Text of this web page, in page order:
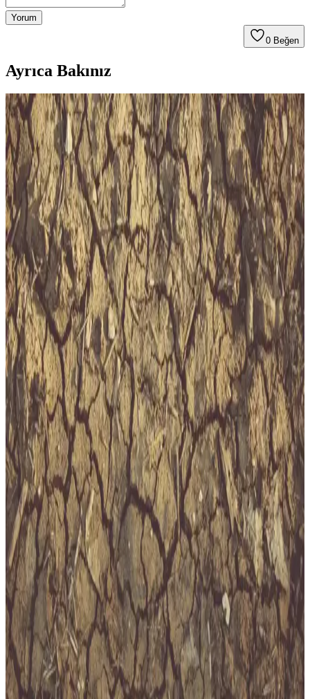
Yorum
0 Beğen
Ayrıca Bakınız
İzmir’de Güncel Pratik ve Ekonomik Alışveriş
Yöntemleri ve Şehir Yaşamı Analizi
İzmir’de gıda fiyatları, ulaşım ve iklim özellikleriyle pratik
alışverişin güncel yönleri ve şehir yaşamını kolaylaştıran faktörler
detaylı inceleniyor.
Bursa'da Metro ve Toplu Taşıma Ücretleri 2025
Güncel Durum ve Analizleri
Bursa'da 2025 itibarıyla metro ve toplu taşıma ücretleri
güncellenerek vatandaşların ulaşım maliyetleri artarken, alternatifler
ve etkileri detaylı analiz edilmiştir.
Tokat Giresun Arası Mesafe ve Yolculuk Rehberi:
Ulaşım Seçenekleri ve Güzergahlar
Tokat ile Giresun arasındaki mesafe yaklaşık 238-261 km olup,
karayolu ve uçak seçenekleriyle ulaşım mümkündür. Yol
güzergahları, süreler ve seyahat ipuçlarıyla ilgili detaylar burada.
Eskişehir’de Metro Var mı? Şehrin Ulaşım
Altyapısındaki Güncel Durum ve Gelecek Planları
Eskişehir’de şu anda metro bulunmuyor. Ancak, planlamalar ve
projeler yakın zamanda hayata geçebilir. Tramvay, otobüsler ve
dijital çözümlerle ulaşım daha konforlu hale geliyor.
Dalaman Migros: Muğla'nın En Popüler
Süpermarket Noktası ve Ulaşım Bilgileri
Dalaman Migros, bölgenin en merkezi konumunda, geniş ürün
yelpazesi ve online alışveriş imkanlarıyla tercih edilen markettir.
İstanbul’da M11 Metro Hattı ve Süpermarketlere
Etkisi Güncel Ulaşım Gelişmeleri
İstanbul’un en uzun metro hattı M11, hızlı ve konforlu ulaşım
sunarken, süpermarketlerle entegrasyonu sayesinde günlük
alışverişte büyük kolaylıklar getiriyor.
Samsun ile Bursa Arasında Ulaşım Seçenekleri ve
Mesafe Bilgileri